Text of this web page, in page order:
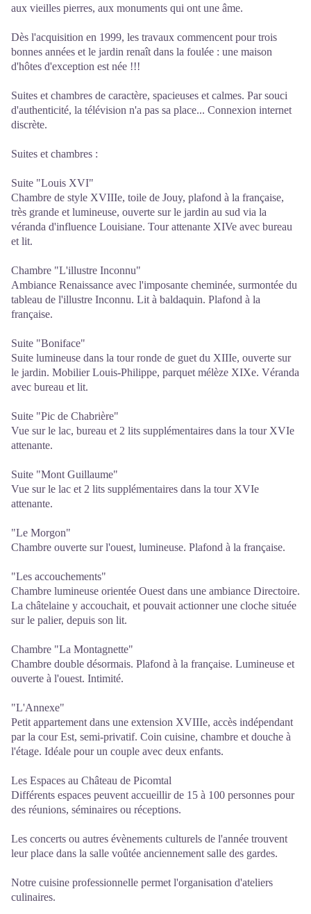
aux vieilles pierres, aux monuments qui ont une âme.
Dès l'acquisition en 1999, les travaux commencent pour trois
bonnes années et le jardin renaît dans la foulée : une maison
d'hôtes d'exception est née !!!
Suites et chambres de caractère, spacieuses et calmes. Par souci
d'authenticité, la télévision n'a pas sa place... Connexion internet
discrète.
Suites et chambres :
Suite "Louis XVI"
Chambre de style XVIIIe, toile de Jouy, plafond à la française,
très grande et lumineuse, ouverte sur le jardin au sud via la
véranda d'influence Louisiane. Tour attenante XIVe avec bureau
et lit.
Chambre "L'illustre Inconnu"
Ambiance Renaissance avec l'imposante cheminée, surmontée du
tableau de l'illustre Inconnu. Lit à baldaquin. Plafond à la
française.
Suite "Boniface"
Suite lumineuse dans la tour ronde de guet du XIIIe, ouverte sur
le jardin. Mobilier Louis-Philippe, parquet mélèze XIXe. Véranda
avec bureau et lit.
Suite "Pic de Chabrière"
Vue sur le lac, bureau et 2 lits supplémentaires dans la tour XVIe
attenante.
Suite "Mont Guillaume"
Vue sur le lac et 2 lits supplémentaires dans la tour XVIe
attenante.
"Le Morgon"
Chambre ouverte sur l'ouest, lumineuse. Plafond à la française.
"Les accouchements"
Chambre lumineuse orientée Ouest dans une ambiance Directoire.
La châtelaine y accouchait, et pouvait actionner une cloche située
sur le palier, depuis son lit.
Chambre "La Montagnette"
Chambre double désormais. Plafond à la française. Lumineuse et
ouverte à l'ouest. Intimité.
"L'Annexe"
Petit appartement dans une extension XVIIIe, accès indépendant
par la cour Est, semi-privatif. Coin cuisine, chambre et douche à
l'étage. Idéale pour un couple avec deux enfants.
Les Espaces au Château de Picomtal
Différents espaces peuvent accueillir de 15 à 100 personnes pour
des réunions, séminaires ou réceptions.
Les concerts ou autres évènements culturels de l'année trouvent
leur place dans la salle voûtée anciennement salle des gardes.
Notre cuisine professionnelle permet l'organisation d'ateliers
culinaires.